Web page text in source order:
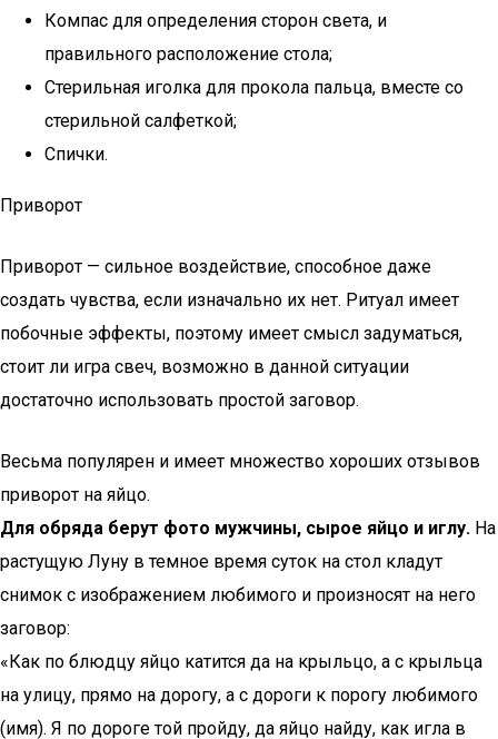
Компас для определения сторон света, и
правильного расположение стола;
Стерильная иголка для прокола пальца, вместе со
стерильной салфеткой;
Спички.
Приворот
Приворот — сильное воздействие, способное даже
создать чувства, если изначально их нет. Ритуал имеет
побочные эффекты, поэтому имеет смысл задуматься,
стоит ли игра свеч, возможно в данной ситуации
достаточно использовать простой заговор.
Весьма популярен и имеет множество хороших отзывов
приворот на яйцо.
Для обряда берут фото мужчины, сырое яйцо и иглу. На
растущую Луну в темное время суток на стол кладут
снимок с изображением любимого и произносят на него
заговор:
«Как по блюдцу яйцо катится да на крыльцо, а с крыльца
на улицу, прямо на дорогу, а с дороги к порогу любимого
(имя). Я по дороге той пройду, да яйцо найду, как игла в